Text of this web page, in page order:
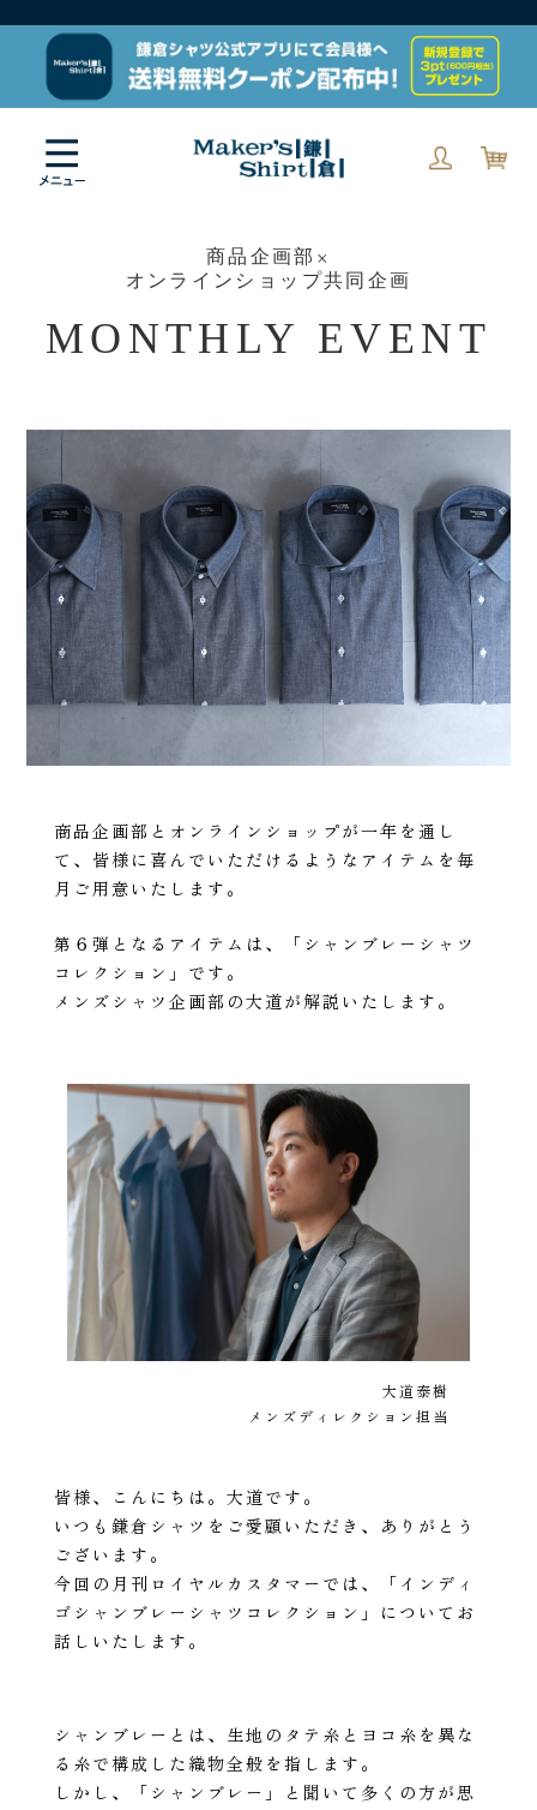
商品企画部×
オンラインショップ共同企画
MONTHLY EVENT
商品企画部とオンラインショップが一年を通し
て、皆様に喜んでいただけるようなアイテムを毎
月ご用意いたします。
第６弾となるアイテムは、「シャンブレーシャツ
コレクション」です。
メンズシャツ企画部の大道が解説いたします。
大道泰樹
メンズディレクション担当
皆様、こんにちは。大道です。
いつも鎌倉シャツをご愛顧いただき、ありがとう
ございます。
今回の月刊ロイヤルカスタマーでは、「インディ
ゴシャンブレーシャツコレクション」についてお
話しいたします。
シャンブレーとは、生地のタテ糸とヨコ糸を異な
る糸で構成した織物全般を指します。
しかし、「シャンブレー」と聞いて多くの方が思